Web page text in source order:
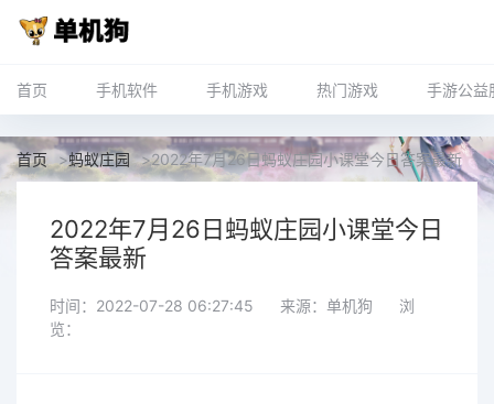
首页 手机软件 手机游戏 热门游戏 手游公益
首页 >蚂蚁庄园 >2022年7月26日蚂蚁庄园小课堂今日答案最新
2022年7月26日蚂蚁庄园小课堂今日
答案最新
时间：2022-07-28 06:27:45 来源：单机狗
浏
览：